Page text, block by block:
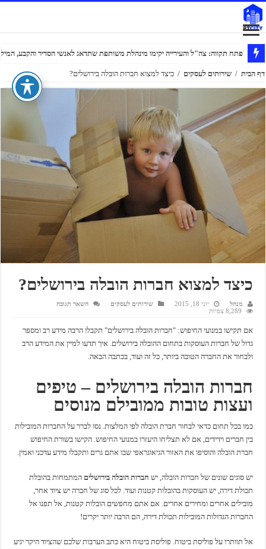
פתח תקווה: צה"ל והעירייה יקימו מינהלת משותפת שתדאג לאנשי הסדיר והקבע,
דף הבית / שירותים לעסקים / כיצד למצוא חברות הובלה בירושלים?
כיצד למצוא חברות הובלה בירושלים?
מנהל יוני 18, 2015 שירותים לעסקים
השאר תגובה
8,289 צפיות
אם תקישו במנועי החיפוש: "חברות הובלה בירושלים" תקבלו הרבה מידע רב ומספר
גדול של חברות העוסקות בתחום ההובלה בירושלים. איך תדעו למיין את המידע הרב
ולבחור את החברה הטובה ביותר, כל זה ועוד, בכתבה הבאה.
חברות הובלה בירושלים – טיפים
ועצות טובות ממובילם מנוסים
כמו בכל תחום כדאי לבחור חברת הובלה לפי המלצות. נסו לברר על החברות המובילות
בין חברים וידידים, אם לא תצליחו היעזרו במנועי החיפוש. הקישו בשורת החיפוש
חברת הובלה והוסיפו את האזור הגיאוגראפי שבו אתם גרים ותקבלו מידע עדכני ואמין.
יש סוגים שונים של חברות הובלה, יש חברות הובלה בירושלים המתמחות בהובלת
תכולת דירה, יש העוסקות בהובלות קטנות ועוד. לכל סוג של חברה יש ציוד אחר,
מובילים אחרים ומחירים אחרים. אם אתם מחפשים הובלות קטנות, אל תפנו אל
החברות הגדולות המובילות תכולת דירה, הם הרבה יותר יקרים!
אל תוותרו על פוליסת ביטוח. פוליסת ביטוח היא כתב הערבות שלכם שהציוד היקר יגיע